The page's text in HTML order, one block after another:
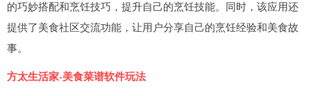
的巧妙搭配和烹饪技巧，提升自己的烹饪技能。同时，该应用还
提供了美食社区交流功能，让用户分享自己的烹饪经验和美食故
事。
方太生活家-美食菜谱软件玩法